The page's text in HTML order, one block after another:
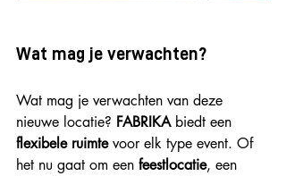
Wat mag je verwachten?
Wat mag je verwachten van deze
nieuwe locatie? FABRIKA biedt een
flexibele ruimte voor elk type event. Of
het nu gaat om een feestlocatie, een